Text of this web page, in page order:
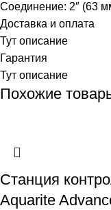
Соединение: 2″ (63
Доставка и оплата
Тут описание
Гарантия
Тут описание
Похожие
Станция
Aquarite